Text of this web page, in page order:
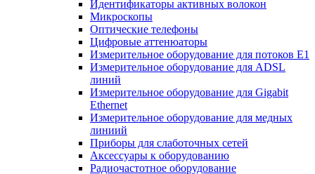
Идентификаторы активных волокон
Микроскопы
Оптические телефоны
Цифровые аттенюаторы
Измерительное оборудование для потоков Е1
Измерительное оборудование для ADSL
линий
Измерительное оборудование для Gigabit
Ethernet
Измерительное оборудование для медных
линиий
Приборы для слаботочных сетей
Аксессуары к оборудованию
Радиочастотное оборудование